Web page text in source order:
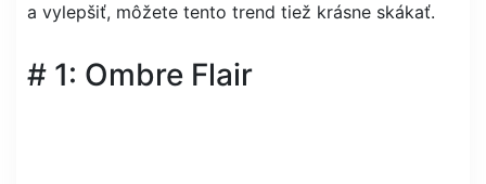
a vylepšiť, môžete tento trend tiež krásne skákať.
# 1: Ombre Flair